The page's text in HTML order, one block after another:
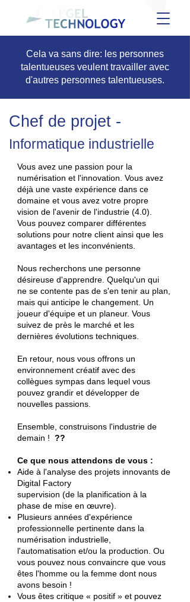
Cela va sans dire: les personnes
talentueuses veulent travailler avec
d'autres personnes talentueuses.
Chef de projet -
Informatique industrielle
Vous avez une passion pour la
numérisation et l'innovation. Vous avez
déjà une vaste expérience dans ce
domaine et vous avez votre propre
vision de l'avenir de l'industrie (4.0).
Vous pouvez comparer différentes
solutions pour notre client ainsi que les
avantages et les inconvénients.
Nous recherchons une personne
désireuse d'apprendre. Quelqu'un qui
ne se contente pas de s'en tenir au plan,
mais qui anticipe le changement. Un
joueur d'équipe et un planeur. Vous
suivez de près le marché et les
dernières évolutions techniques.
En retour, nous vous offrons un
environnement créatif avec des
collègues sympas dans lequel vous
pouvez grandir et développer de
nouvelles passions.
Ensemble, construisons l'industrie de
demain ! ??
Ce que nous attendons de vous :
Aide à l'analyse des projets innovants de
Digital Factory
supervision (de la planification à la
phase de mise en œuvre).
Plusieurs années d'expérience
professionnelle pertinente dans la
numérisation industrielle,
l'automatisation et/ou la production. Ou
vous pouvez nous convaincre que vous
êtes l'homme ou la femme dont nous
avons besoin !
Vous êtes critique « positif » et pouvez